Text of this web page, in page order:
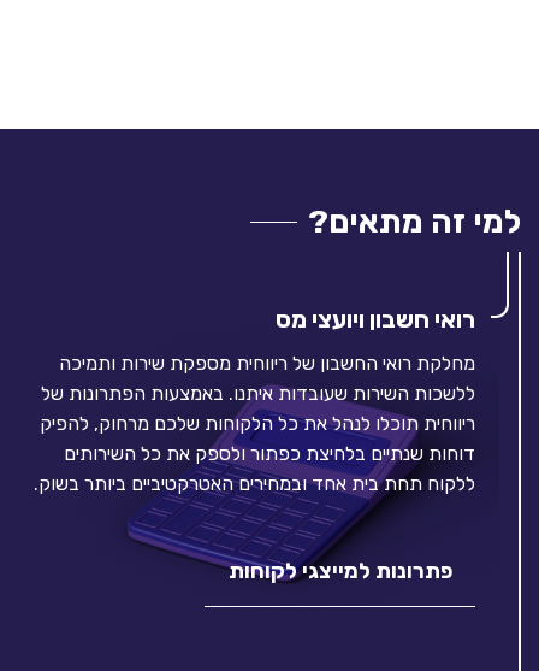
למי זה מתאים?
רואי חשבון ויועצי מס
מחלקת רואי החשבון של ריווחית מספקת שירות ותמיכה
ללשכות השירות שעובדות איתנו. באמצעות הפתרונות של
ריווחית תוכלו לנהל את כל הלקוחות שלכם מרחוק, להפיק
דוחות שנתיים בלחיצת כפתור ולספק את כל השירותים
ללקוח תחת בית אחד ובמחירים האטרקטיביים ביותר בשוק.
פתרונות למייצגי לקוחות